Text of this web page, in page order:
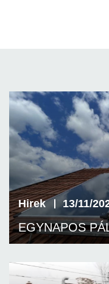
Hirek 13/11/
EGYNAPOS